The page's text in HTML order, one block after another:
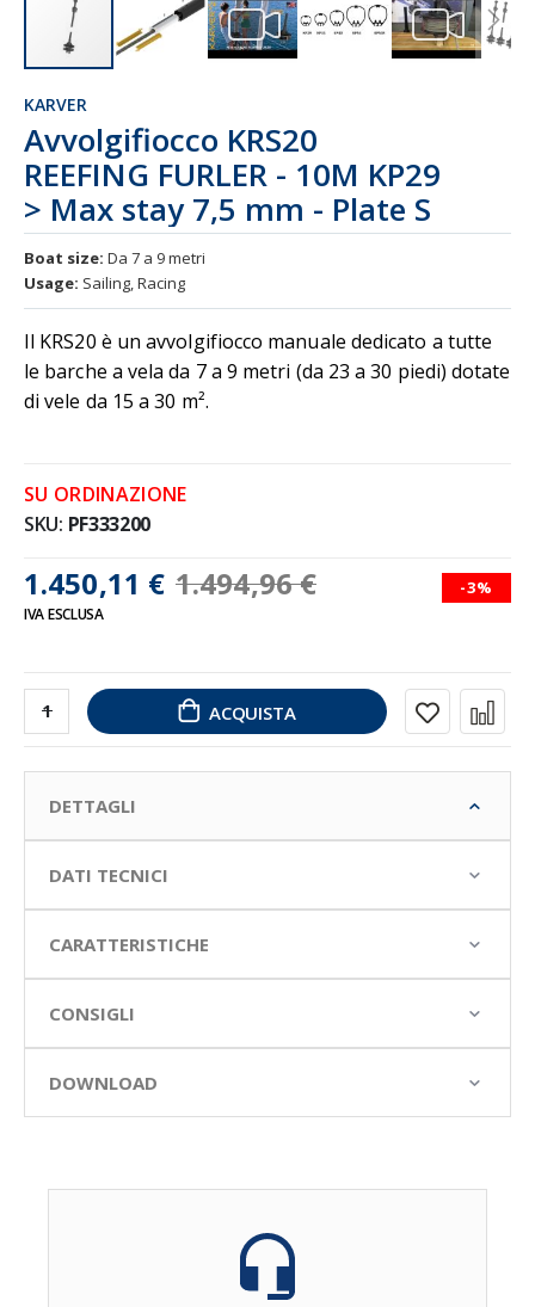
KARVER
Avvolgifiocco KRS20
REEFING FURLER - 10M KP29
> Max stay 7,5 mm - Plate S
Boat size: Da 7 a 9 metri
Usage: Sailing, Racing
Il KRS20 è un avvolgifiocco manuale dedicato a tutte
le barche a vela da 7 a 9 metri (da 23 a 30 piedi) dotate
di vele da 15 a 30 m².
1.450,11 € 1.494,96 € -3%
IVA ESCLUSA
SU ORDINAZIONE
SKU PF333200
ACQUISTA
DETTAGLI
DATI TECNICI
CARATTERISTICHE
CONSIGLI
DOWNLOAD